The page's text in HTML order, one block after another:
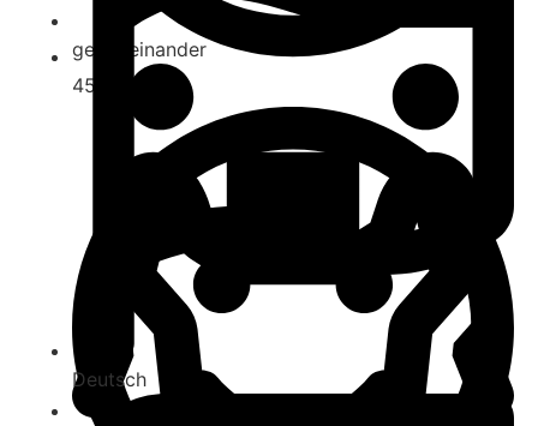
45
gegeneinander
Deutsch